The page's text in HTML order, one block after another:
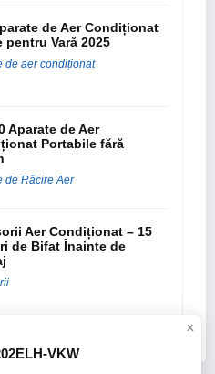
de Aer Condiționat
pentru Vară 2025
de aer condiționat
Aparate de Aer
Portabile fără
de Răcire Aer
Aer Condiționat – 15
de Bifat Înainte de
VKW
x